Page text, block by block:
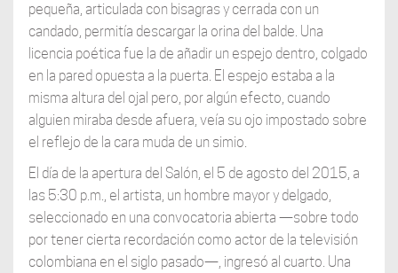
pequeña, articulada con bisagras y cerrada con un
candado, permitía descargar la orina del balde. Una
licencia poética fue la de añadir un espejo dentro, colgado
en la pared opuesta a la puerta. El espejo estaba a la
misma altura del ojal pero, por algún efecto, cuando
alguien miraba desde afuera, veía su ojo impostado sobre
el reflejo de la cara muda de un simio.
El día de la apertura del Salón, el 5 de agosto del 2015, a
las 5:30 p.m., el artista, un hombre mayor y delgado,
seleccionado en una convocatoria abierta —sobre todo
por tener cierta recordación como actor de la televisión
colombiana en el siglo pasado—, ingresó al cuarto. Una